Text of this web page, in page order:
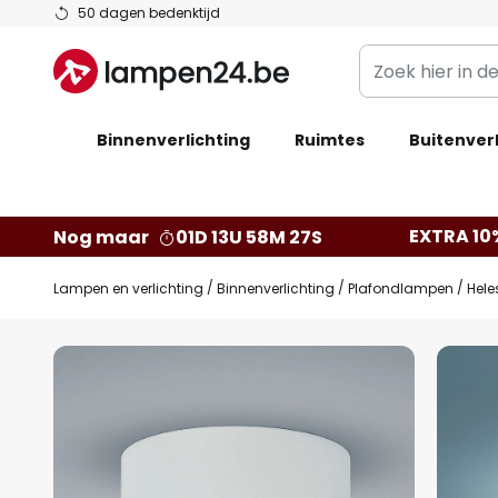
50 dagen bedenktijd
Ga
de
inhoud
Zoek
hier
de
Binnenverlichting Ruimtes
Nog maar 01D 13U 58M 26S EXTRA
Lampen en verlichting Binnenverlichting Plafondlampen
Ga